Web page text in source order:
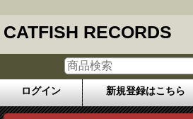
CATFISH RECORDS
ログイン 新規登録はこちら